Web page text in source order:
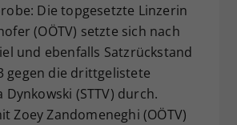
Die topgesetzte Linzerin
(OÖTV) setzte sich nach
und ebenfalls Satzrückstand
gegen die drittgelistete
Dynkowski (STTV) durch.
Zoey Zandomeneghi (OÖTV)